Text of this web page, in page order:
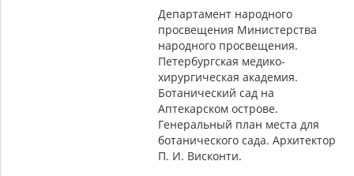
Департамент народного
просвещения Министерства
народного просвещения.
Петербургская медико-
хирургическая академия.
Ботанический сад на
Аптекарском острове.
Генеральный план места для
ботанического сада. Архитектор
П. И. Висконти.